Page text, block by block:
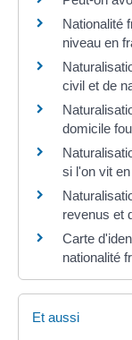
Nationalité
niveau en
civil et de
domicile
si l'on vit
revenus et
Carte
nationalité
Et aussi